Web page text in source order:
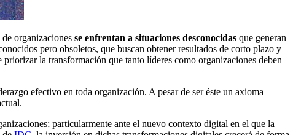
organizaciones se enfrentan a situaciones desconocidas que generan
pero obsoletos, que buscan obtener resultados de corto plazo y
la transformación que tanto líderes como organizaciones deben
efectivo en toda organización. A pesar de ser éste un axioma
particularmente ante el nuevo contexto digital en el que la